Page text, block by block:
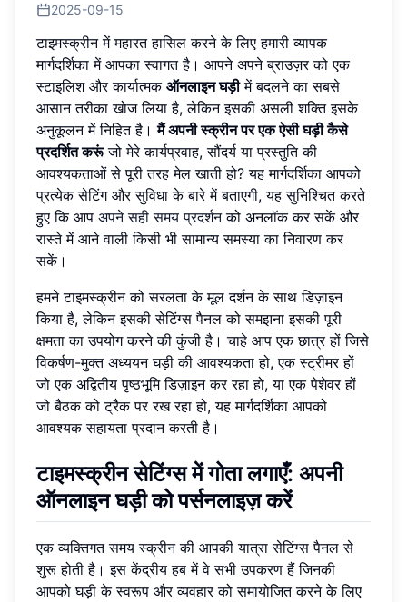
2025-09-15
टाइमस्क्रीन में महारत हासिल करने के लिए हमारी व्यापक
मार्गदर्शिका में आपका स्वागत है। आपने अपने ब्राउज़र को एक
स्टाइलिश और कार्यात्मक ऑनलाइन घड़ीमें बदलने का सबसे
आसान तरीका खोज लिया है, लेकिन इसकी असली शक्ति इसके
अनुकूलन में निहित है।मैं अपनी स्क्रीन पर एक ऐसी घड़ी कैसे
प्रदर्शित करूंजो मेरे कार्यप्रवाह, सौंदर्य या प्रस्तुति की
आवश्यकताओं से पूरी तरह मेल खाती हो? यह मार्गदर्शिका आपको
प्रत्येक सेटिंग और सुविधा के बारे में बताएगी, यह सुनिश्चित करते
हुए कि आप अपने सही समय प्रदर्शनको अनलॉक कर सकें और
रास्ते में आने वाली किसी भी सामान्य समस्या का निवारण कर
सकें।
हमने टाइमस्क्रीन को सरलता के मूल दर्शन के साथ डिज़ाइन
किया है, लेकिन इसकी सेटिंग्स पैनल को समझना इसकी पूरी
क्षमता का उपयोग करने की कुंजी है। चाहे आप एक छात्र हों जिसे
विकर्षण-मुक्त अध्ययन घड़ी की आवश्यकता हो, एक स्ट्रीमर हों
जो एक अद्वितीय पृष्ठभूमि डिज़ाइन कर रहा हो, या एक पेशेवर हों
जो बैठक को ट्रैक पर रख रहा हो, यह मार्गदर्शिका आपको
आवश्यक सहायता प्रदान करती है।
टाइमस्क्रीन सेटिंग्स में गोता लगाएँ: अपनी
ऑनलाइन घड़ी को पर्सनलाइज़ करें
एक व्यक्तिगत समय स्क्रीन की आपकी यात्रा सेटिंग्स पैनल से
शुरू होती है। इस केंद्रीय हब में वे सभी उपकरण हैं जिनकी
आपको घड़ी के स्वरूप और व्यवहार को समायोजित करने के लिए